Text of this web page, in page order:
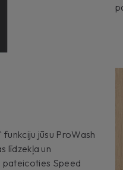
jūsu ProWash
līdzekļa un
pateicoties Speed